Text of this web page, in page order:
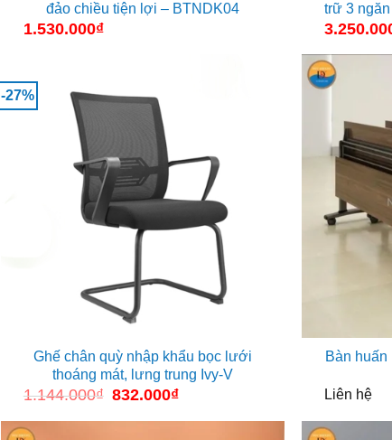
đảo chiều tiện lợi – BTNDK04
1.530.000₫
trữ 3
-27%
Ghế chân quỳ nhập khẩu bọc lưới
thoáng mát, lưng trung Ivy-V
1.144.000₫ Giá
là:
832.000₫Giá
tại
Bàn
Liên hệ